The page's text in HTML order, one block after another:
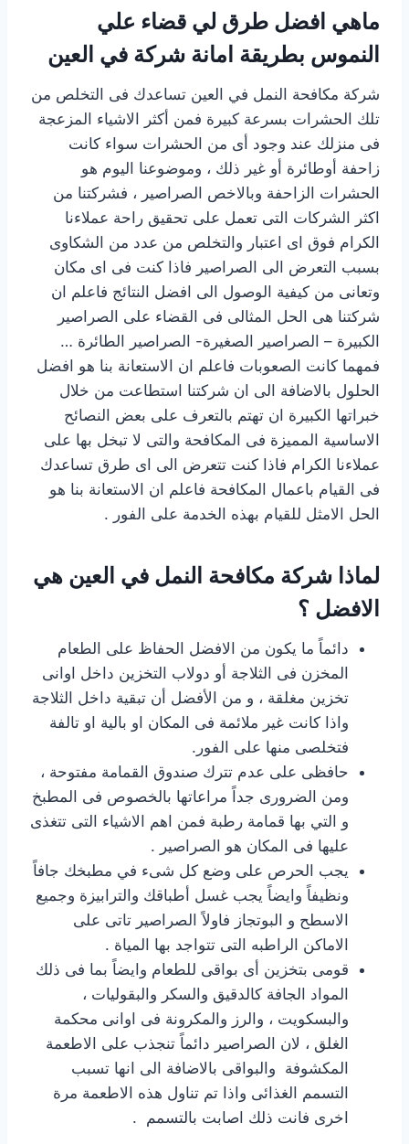
ماهي افضل طرق لي قضاء علي
النموس بطريقة امانة شركة في العين
شركة مكافحة النمل في العين تساعدك فى التخلص من
تلك الحشرات بسرعة كبيرة فمن أكثر الاشياء المزعجة
فى منزلك عند وجود أى من الحشرات سواء كانت
زاحفة أوطائرة أو غير ذلك ، وموضوعنا اليوم هو
الحشرات الزاحفة وبالاخص الصراصير ، فشركتنا من
اكثر الشركات التى تعمل على تحقيق راحة عملاءنا
الكرام فوق اى اعتبار والتخلص من عدد من الشكاوى
بسبب التعرض الى الصراصير فاذا كنت فى اى مكان
وتعانى من كيفية الوصول الى افضل النتائج فاعلم ان
شركتنا هى الحل المثالى فى القضاء على الصراصير
الكبيرة – الصراصير الصغيرة- الصراصير الطائرة …
فمهما كانت الصعوبات فاعلم ان الاستعانة بنا هو افضل
الحلول بالاضافة الى ان شركتنا استطاعت من خلال
خبراتها الكبيرة ان تهتم بالتعرف على بعض النصائح
الاساسية المميزة فى المكافحة والتى لا تبخل بها على
عملاءنا الكرام فاذا كنت تتعرض الى اى طرق تساعدك
فى القيام باعمال المكافحة فاعلم ان الاستعانة بنا هو
الحل الامثل للقيام بهذه الخدمة على الفور .
لماذا شركة مكافحة النمل في العين هي
الافضل ؟
دائماً ما يكون من الافضل الحفاظ على الطعام
المخزن فى الثلاجة أو دولاب التخزين داخل اوانى
تخزين مغلقة ، و من الأفضل أن تبقية داخل الثلاجة
واذا كانت غير ملائمة فى المكان او بالية او تالفة
فتخلصى منها على الفور.
حافظى على عدم تترك صندوق القمامة مفتوحة ،
ومن الضرورى جداً مراعاتها بالخصوص فى المطبخ
و التي بها قمامة رطبة فمن اهم الاشياء التى تتغذى
عليها فى المكان هو الصراصير .
يجب الحرص على وضع كل شىء في مطبخك جافاً
ونظيفاً وايضاً يجب غسل أطباقك والترابيزة وجميع
الاسطح و البوتجاز فاولاً الصراصير تاتى على
الاماكن الراطبه التى تتواجد بها المياة .
قومى بتخزين أى بواقى للطعام وايضاً بما فى ذلك
المواد الجافة كالدقيق والسكر والبقوليات ،
والبسكويت ، والرز والمكرونة فى اوانى محكمة
الغلق ، لان الصراصير دائماً تنجذب على الاطعمة
المكشوفة والبواقى بالاضافة الى انها تسبب
التسمم الغذائى واذا تم تناول هذه الاطعمة مرة
اخرى فانت ذلك اصابت بالتسمم .